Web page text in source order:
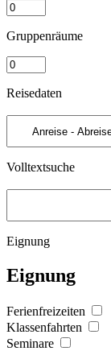
Gruppenräume
Reisedaten
Volltextsuche
Eignung
Eignung
Ferienfreizeiten
Klassenfahrten
Seminare